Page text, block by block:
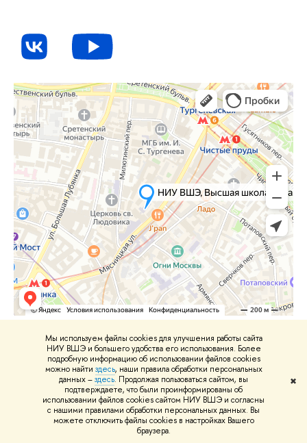
Мы используем файлы cookies для улучшения работы сайта
НИУ ВШЭ и большего удобства его использования. Более
подробную информацию об использовании файлов cookies
можно найти здесь, наши правила обработки персональных
данных –здесь. Продолжая пользоваться сайтом, вы
подтверждаете, что были проинформированы об
использовании файлов cookies сайтом НИУ ВШЭ и согласны
с нашими правилами обработки персональных данных. Вы
можете отключить файлы cookies в настройках Вашего
браузера.
✖